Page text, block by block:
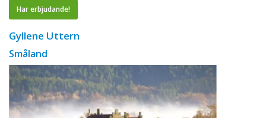
Har erbjudande!
Gyllene Uttern
Småland